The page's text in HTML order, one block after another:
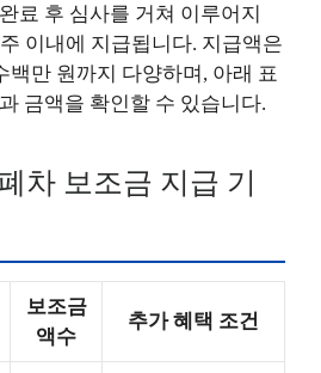
료 후 심사를 거쳐 이루어지
이내에 지급됩니다. 지급액은
백만 원까지 다양하며, 아래 표
금액을 확인할 수 있습니다.
차 보조금 지급 기
보조금
액수
추가 혜택 조건